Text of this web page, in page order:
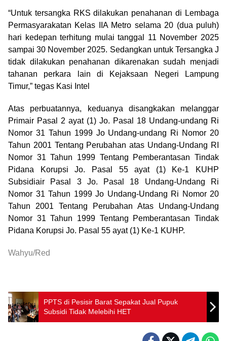
“Untuk tersangka RKS dilakukan penahanan di Lembaga
Permasyarakatan Kelas IIA Metro selama 20 (dua puluh)
hari kedepan terhitung mulai tanggal 11 November 2025
sampai 30 November 2025. Sedangkan untuk Tersangka J
tidak dilakukan penahanan dikarenakan sudah menjadi
tahanan perkara lain di Kejaksaan Negeri Lampung
Timur,” tegas Kasi Intel
Atas perbuatannya, keduanya disangkakan melanggar
Primair Pasal 2 ayat (1) Jo. Pasal 18 Undang-undang Ri
Nomor 31 Tahun 1999 Jo Undang-undang Ri Nomor 20
Tahun 2001 Tentang Perubahan atas Undang-Undang RI
Nomor 31 Tahun 1999 Tentang Pemberantasan Tindak
Pidana Korupsi Jo. Pasal 55 ayat (1) Ke-1 KUHP
Subsidiair Pasal 3 Jo. Pasal 18 Undang-Undang Ri
Nomor 31 Tahun 1999 Jo Undang-Undang Ri Nomor 20
Tahun 2001 Tentang Perubahan Atas Undang-Undang
Nomor 31 Tahun 1999 Tentang Pemberantasan Tindak
Pidana Korupsi Jo. Pasal 55 ayat (1) Ke-1 KUHP.
Wahyu/Red
PPTS di Pesisir Barat Sepakat Jual Pupuk
Subsidi Tidak Melebihi HET